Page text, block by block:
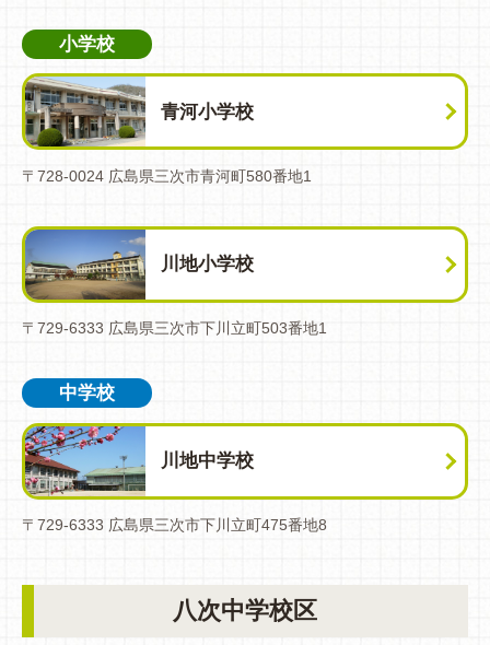
小学校
青河小学校
〒728-0024 広島県三次市青河町580番地1
川地小学校
〒729-6333 広島県三次市下川立町503番地1
中学校
川地中学校
〒729-6333 広島県三次市下川立町475番地8
八次中学校区